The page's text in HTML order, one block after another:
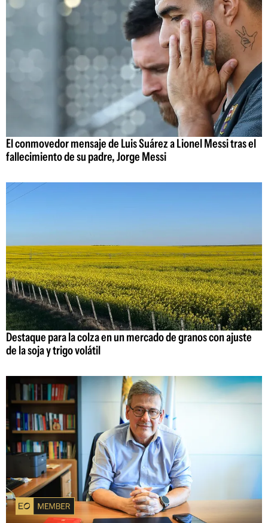
El conmovedor mensaje de Luis Suárez a Lionel Messi tras el
fallecimiento de su padre, Jorge Messi
Destaque para la colza en un mercado de granos con ajuste
de la soja y trigo volátil